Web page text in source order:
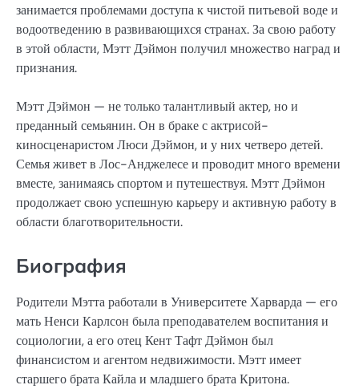
занимается проблемами доступа к чистой питьевой воде и
водоотведению в развивающихся странах. За свою работу
в этой области, Мэтт Дэймон получил множество наград и
признания.
Мэтт Дэймон — не только талантливый актер, но и
преданный семьянин. Он в браке с актрисой-
киносценаристом Люси Дэймон, и у них четверо детей.
Семья живет в Лос-Анджелесе и проводит много времени
вместе, занимаясь спортом и путешествуя. Мэтт Дэймон
продолжает свою успешную карьеру и активную работу в
области благотворительности.
Биография
Родители Мэтта работали в Университете Харварда — его
мать Ненси Карлсон была преподавателем воспитания и
социологии, а его отец Кент Тафт Дэймон был
финансистом и агентом недвижимости. Мэтт имеет
старшего брата Кайла и младшего брата Критона.